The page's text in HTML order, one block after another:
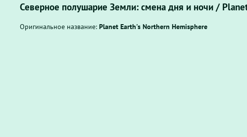
Северное полушарие Земли: смена дня и ночи /
Оригинальное название: Planet Earth's Northern Hemisphere